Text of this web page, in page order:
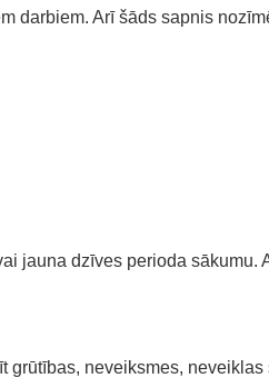
darbiem. Arī šāds sapnis
jauna dzīves perioda sākumu.
grūtības, neveiksmes,